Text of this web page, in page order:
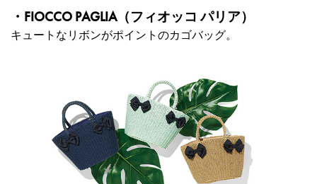
・FIOCCO PAGLIA（フィオッコ パリア）
キュートなリボンがポイントのカゴバッグ。